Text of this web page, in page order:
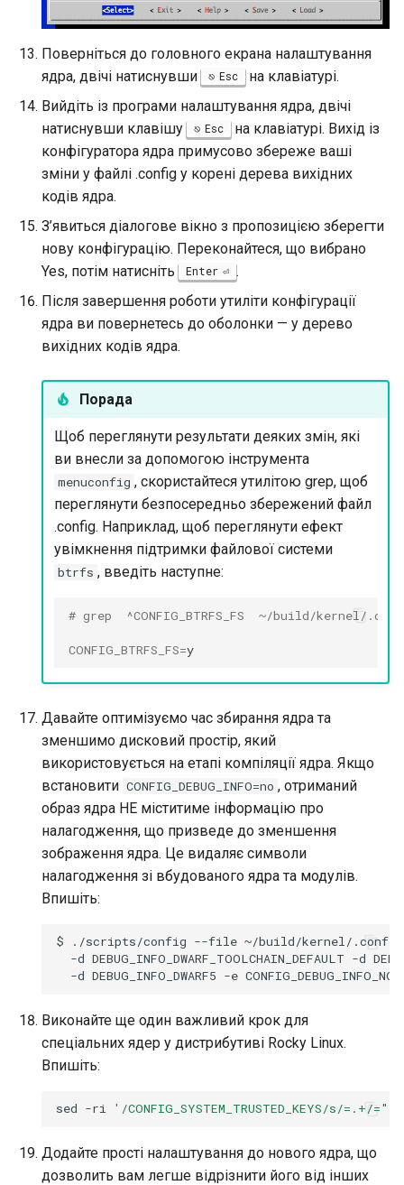
Поверніться до головного екрана налаштування
ядра, двічі натиснувши
Esc на клавіатурі.
Вийдіть із програми налаштування ядра, двічі
натиснувши клавішу
Esc на клавіатурі. Вихід із
конфігуратора ядра примусово збереже ваші
зміни у файлі .config у корені дерева вихідних
кодів ядра.
З’явиться діалогове вікно з пропозицією зберегти
нову конфігурацію. Переконайтеся, що вибрано
Yes, потім натисніть Enter
.
Після завершення роботи утиліти конфігурації
ядра ви повернетесь до оболонки — у дерево
вихідних кодів ядра.
Порада
Щоб переглянути результати деяких змін, які
ви внесли за допомогою інструмента
menuconfig , скористайтеся утилітою grep, щоб
переглянути безпосередньо збережений файл
.config. Наприклад, щоб переглянути ефект
увімкнення підтримки файлової системи
btrfs , введіть наступне:
# grep  ^CONFIG_BTRFS_FS  ~/build/kernel/
CONFIG_BTRFS_FS= y
Давайте оптимізуємо час збирання ядра та
зменшимо дисковий простір, який
використовується на етапі компіляції ядра. Якщо
встановити CONFIG_DEBUG_INFO=no , отриманий
образ ядра НЕ міститиме інформацію про
налагодження, що призведе до зменшення
зображення ядра. Це видаляє символи
налагодження зі вбудованого ядра та модулів.
Впишіть:
$ ./scripts/config --file ~/build/kernel/.config
-d DEBUG_INFO_DWARF_TOOLCHAIN_DEFAULT -d
-d DEBUG_INFO_DWARF5 -e
Виконайте ще один важливий крок для
спеціальних ядер у дистрибутиві Rocky Linux.
Впишіть:
sed -ri '/CONFIG_SYSTEM_TRUSTED_KEYS/s/=.+/
Додайте прості налаштування до нового ядра, що
дозволить вам легше відрізнити його від інших